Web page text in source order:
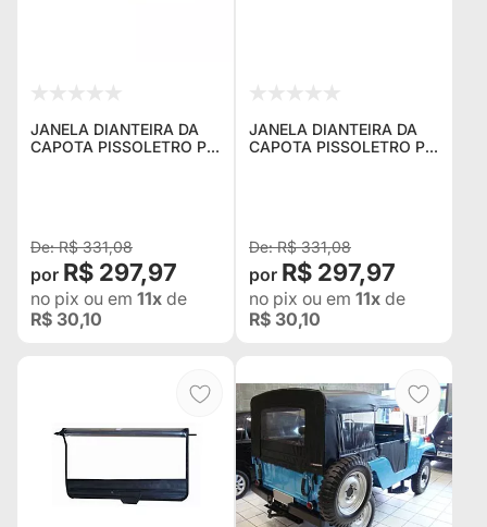
JANELA DIANTEIRA DA
CAPOTA PISSOLETRO P/
R$ 331,08
R$ 297,97
no pix ou em 11x de
R$ 30,10
JANELA DIANTEIRA DA
CAPOTA PISSOLETRO P/
R$ 331,08
R$ 297,97
no pix ou em 11x de
R$ 30,10